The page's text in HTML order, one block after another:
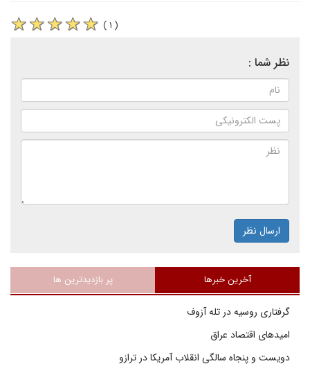
( ۱ )
نظر شما :
ارسال نظر
آخرین خبرها پر بازدیدترین ها
گرفتاری روسیه در تله آزوف
امیدهای اقتصاد عراق
دویست و پنجاه سالگی انقلاب آمریکا در ترازو